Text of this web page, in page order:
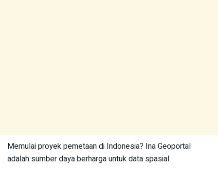
Memulai proyek pemetaan di Indonesia? Ina Geoportal
adalah sumber daya berharga untuk data spasial.